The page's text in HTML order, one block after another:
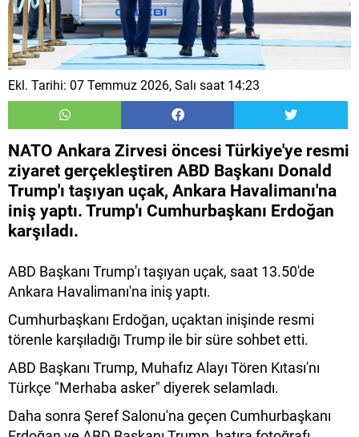
Ekl. Tarihi: 07 Temmuz 2026, Salı saat 14:23
NATO Ankara Zirvesi öncesi Türkiye'ye resmi
ziyaret gerçekleştiren ABD Başkanı Donald
Trump'ı taşıyan uçak, Ankara Havalimanı'na
iniş yaptı. Trump'ı Cumhurbaşkanı Erdoğan
karşıladı.
ABD Başkanı Trump'ı taşıyan uçak, saat 13.50'de
Ankara Havalimanı'na iniş yaptı.
Cumhurbaşkanı Erdoğan, uçaktan inişinde resmi
törenle karşıladığı Trump ile bir süre sohbet etti.
ABD Başkanı Trump, Muhafız Alayı Tören Kıtası'nı
Türkçe "Merhaba asker" diyerek selamladı.
Daha sonra Şeref Salonu'na geçen Cumhurbaşkanı